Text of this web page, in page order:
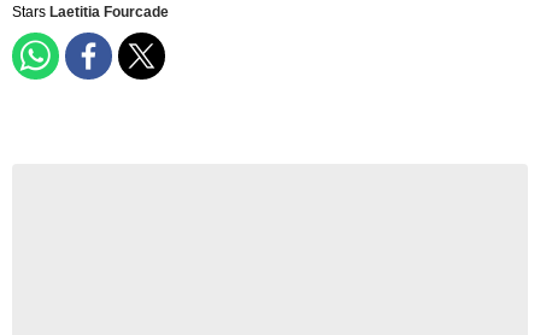
Stars Laetitia Fourcade